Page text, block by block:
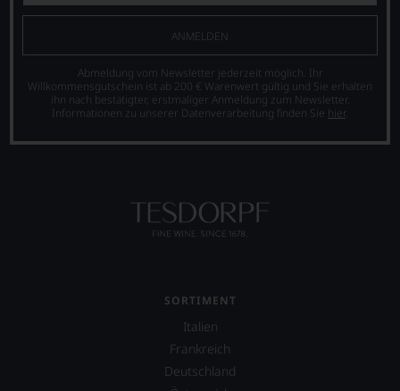
ANMELDEN
Abmeldung vom Newsletter jederzeit möglich. Ihr
Willkommensgutschein ist ab 200 € Warenwert gültig und Sie erhalten
ihn nach bestätigter, erstmaliger Anmeldung zum Newsletter.
Informationen zu unserer Datenverarbeitung finden Sie hier.
SORTIMENT
Italien
Frankreich
Deutschland